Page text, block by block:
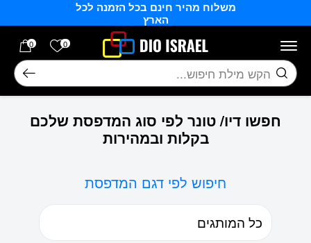
משלוח מהיר חינם בכל הזמנה לכל
הארץ
0 הרשימה
0
חיפוש
חפשו דיו/ טונר לפי סוג המדפסת שלכם
בקלות ובמהירות
חיפוש לפי דגם המדפסת